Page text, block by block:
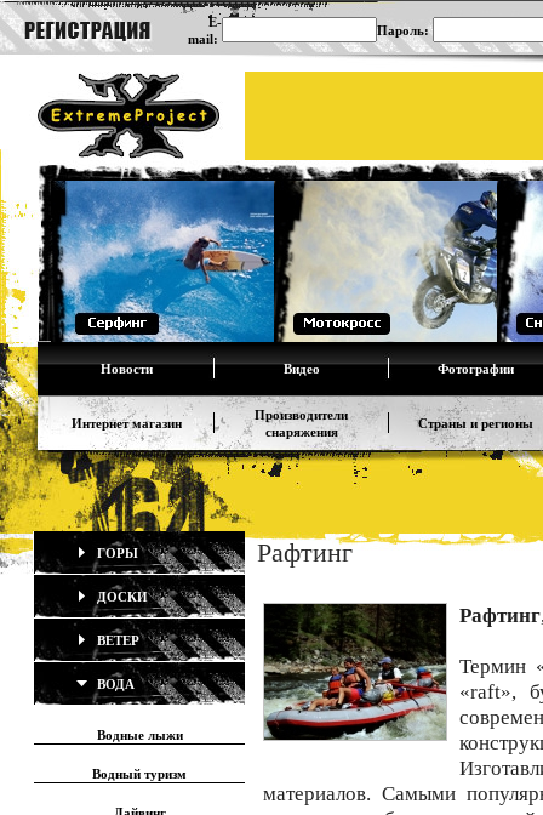
E-
mail:
Пароль:
Новости Видео Фотографии
Интернет магазин
Производители
снаряжения
Страны и регионы
ГОРЫ
ДОСКИ
ВЕТЕР
ВОДА
Водные лыжи
Водный туризм
Рафтинг
Рафтинг
Термин
«raft»,
материалов. Самыми